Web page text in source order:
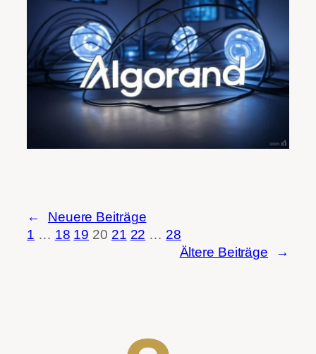
←
Neuere Beiträge
1 … 18 19 20 21 22 … 28
Ältere Beiträge
→